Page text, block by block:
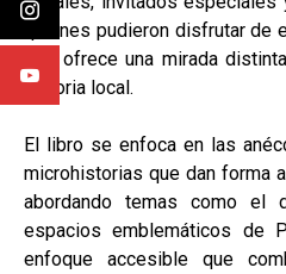
quienes pudieron disfrutar
que ofrece una mirada
historia local.
El libro se enfoca en las
microhistorias que dan forma
abordando temas como el
espacios emblemáticos de
enfoque accesible que